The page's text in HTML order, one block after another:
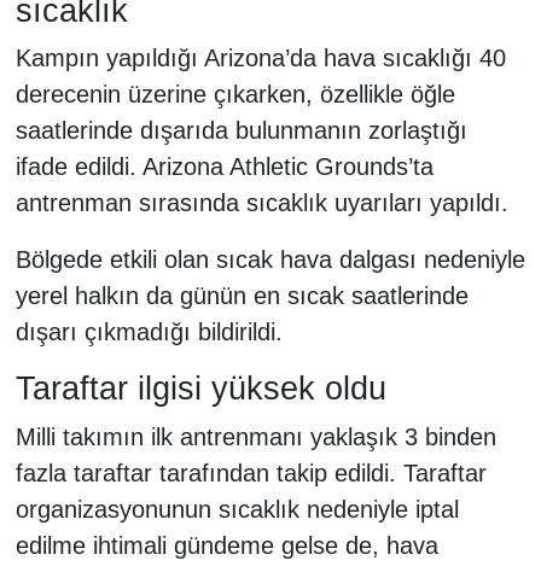
sıcaklık
Kampın yapıldığı Arizona’da hava sıcaklığı 40
derecenin üzerine çıkarken, özellikle öğle
saatlerinde dışarıda bulunmanın zorlaştığı
ifade edildi. Arizona Athletic Grounds’ta
antrenman sırasında sıcaklık uyarıları yapıldı.
Bölgede etkili olan sıcak hava dalgası nedeniyle
yerel halkın da günün en sıcak saatlerinde
dışarı çıkmadığı bildirildi.
Taraftar ilgisi yüksek oldu
Milli takımın ilk antrenmanı yaklaşık 3 binden
fazla taraftar tarafından takip edildi. Taraftar
organizasyonunun sıcaklık nedeniyle iptal
edilme ihtimali gündeme gelse de, hava